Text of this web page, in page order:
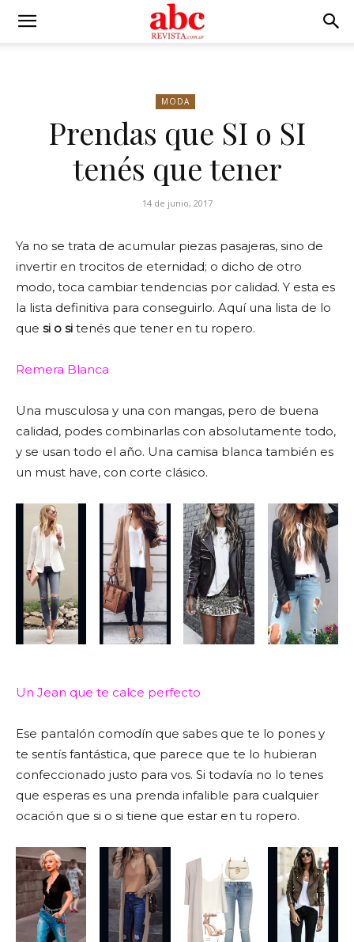
MODA
Prendas que SI o SI
tenés que tener
14 de junio, 2017
Ya no se trata de acumular piezas pasajeras, sino de
invertir en trocitos de eternidad; o dicho de otro
modo, toca cambiar tendencias por calidad. Y esta es
la lista definitiva para conseguirlo. Aquí una lista de lo
que si o si tenés que tener en tu ropero.
Remera Blanca
Una musculosa y una con mangas, pero de buena
calidad, podes combinarlas con absolutamente todo,
y se usan todo el año. Una camisa blanca también es
un must have, con corte clásico.
Un Jean que te calce perfecto
Ese pantalón comodín que sabes que te lo pones y
te sentís fantástica, que parece que te lo hubieran
confeccionado justo para vos. Si todavía no lo tenes
que esperas es una prenda infalible para cualquier
ocación que si o si tiene que estar en tu ropero.